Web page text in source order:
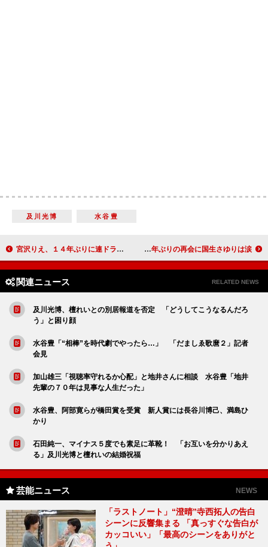
及川光博 水谷豊
宮沢りえ、１４年ぶりに連ドラ出演 藤木直人「ラブシーンはリードしてもらった」 青田典子、活動再開後初のイベント登場 約２年ぶりの再会に国生さゆりは涙
関連ニュース RELATED NEWS
及川光博、檀れいとの別居報道を否定 「どうしてこうなるんだろ
う」と困り顔
水谷豊「“相棒”を時代劇でやったら…」 「だましゑ歌麿２」記者
会見
加山雄三「視聴率守れるか心配」と地井さんに相談 水谷豊「地井
先輩の７０年は見事な人生だった」
水谷豊、阿部寛らが橋田賞を受賞 新人賞には長谷川博己、満島ひ
かり
石田純一、マイナス５度でも素足に革靴！ 「お互いを分かりあえ
る」及川光博と檀れいの結婚祝福
芸能ニュース NEWS
「ラストノート」“澄晴”寺西拓人の告白
シーンに反響集まる 「真っすぐな告白が
カッコいい」「最高のシーンをありがと